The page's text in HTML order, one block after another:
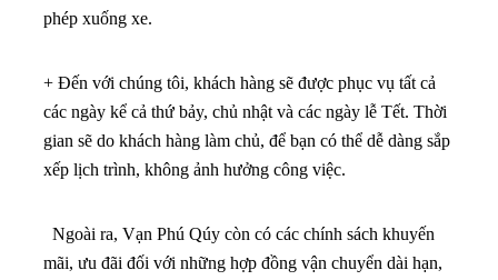
phép xuống xe.
+ Đến với chúng tôi, khách hàng sẽ được phục vụ tất cả
các ngày kể cả thứ bảy, chủ nhật và các ngày lễ Tết. Thời
gian sẽ do khách hàng làm chủ, để bạn có thể dễ dàng sắp
xếp lịch trình, không ảnh hưởng công việc.
Ngoài ra, Vạn Phú Qúy còn có các chính sách khuyến
mãi, ưu đãi đối với những hợp đồng vận chuyển dài hạn,